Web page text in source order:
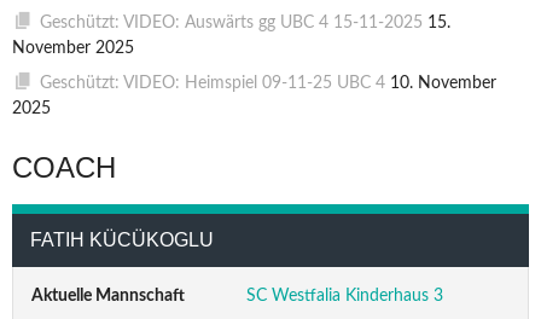
Geschützt: VIDEO: Auswärts gg UBC 4 15-11-2025 15.
November 2025
Geschützt: VIDEO: Heimspiel 09-11-25 UBC 4 10. November
2025
COACH
FATIH KÜCÜKOGLU
Aktuelle Mannschaft SC Westfalia Kinderhaus 3